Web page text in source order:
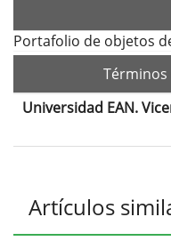
Portafolio de objetos
Términos
Contenido
principal
artículo
Universidad EAN.
Detalles
del
Artículos